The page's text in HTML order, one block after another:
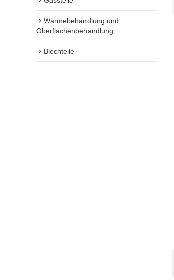
Wärmebehandlung und
Oberflächenbehandlung
Blechteile